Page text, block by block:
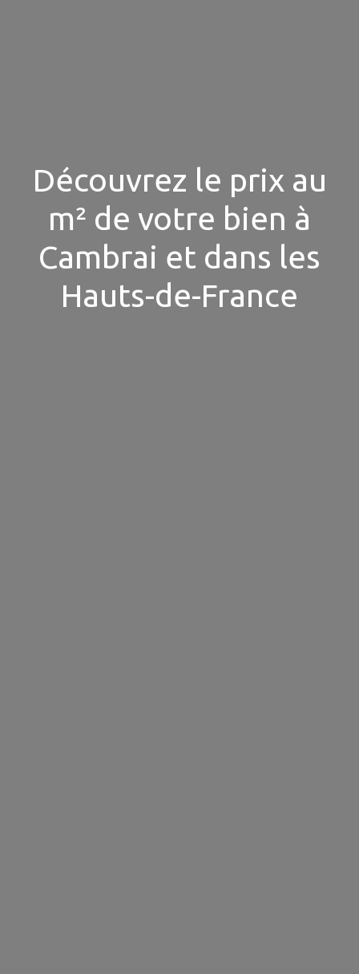
Découvrez le prix au
m² de votre bien à
Cambrai et dans les
Hauts-de-France